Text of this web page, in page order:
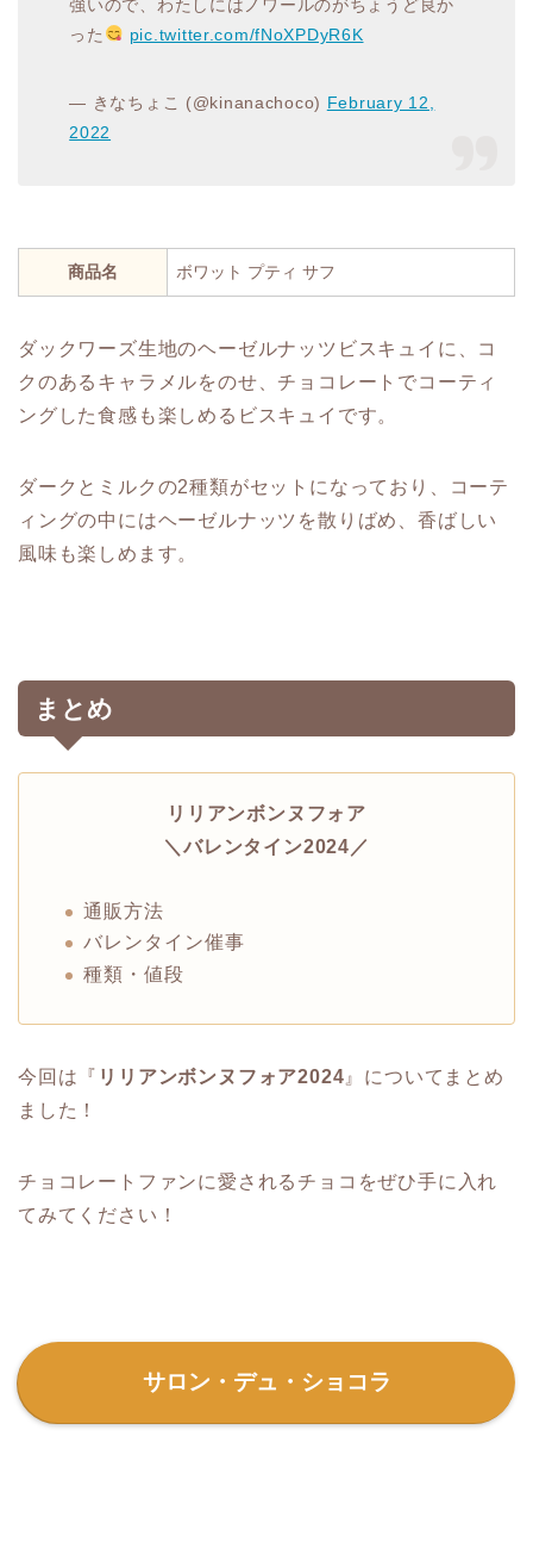
強いので、わたしにはノワールのがちょうど良か
った
pic.twitter.com/fNoXPDyR6K
— きなちょこ (@kinanachoco) February 12,
2022
商品名 ボワット プティ サフ
ダックワーズ生地のヘーゼルナッツビスキュイに、コ
クのあるキャラメルをのせ、チョコレートでコーティ
ングした食感も楽しめるビスキュイです。
ダークとミルクの2種類がセットになっており、コーテ
ィングの中にはヘーゼルナッツを散りばめ、香ばしい
風味も楽しめます。
まとめ
リリアンボンヌフォア
＼バレンタイン2024／
通販方法
バレンタイン催事
種類・値段
今回は『 リリアンボンヌフォア2024 』についてまとめ
ました！
チョコレートファンに愛されるチョコをぜひ手に入れ
てみてください！
サロン・デュ・ショコラ